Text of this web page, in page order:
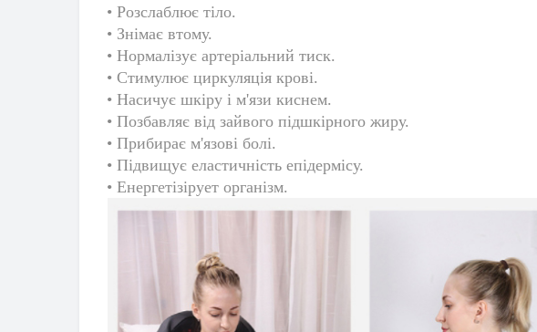
• Розслаблює тіло.
• Знімає втому.
• Нормалізує артеріальний тиск.
• Стимулює циркуляція крові.
• Насичує шкіру і м'язи киснем.
• Позбавляє від зайвого підшкірного жиру.
• Прибирає м'язові болі.
• Підвищує еластичність епідермісу.
• Енергетізірует організм.